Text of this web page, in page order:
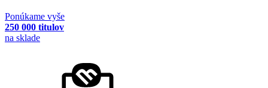
Ponúkame vyše
250 000 titulov
na sklade